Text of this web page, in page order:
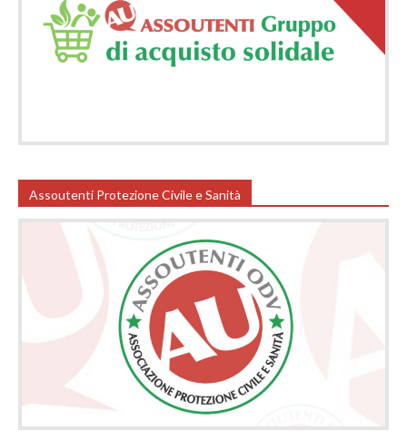
Assoutenti Protezione Civile e Sanità